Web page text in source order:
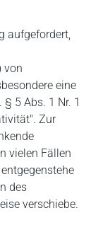
aufgefordert,
von
eine
5 Abs. 1 Nr. 1
Zur
vielen Fällen
des
verschiebe.